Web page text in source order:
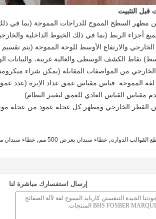
التثبيت
الخارجي والارتفاع الأوسط للوحة المموجة (يتم
الكشف الوسطى والعالية غريبة، والبيانات
من المواصفات المقابلة (يمكن شراء
لفة المموجة. قياس مقياس عمق عداد الإبرة (عدد
مقياس القياس العادي للعمق لتغيير النظام).
القطر الخارجي ومظهر كل عجلة عمود من عجلة
القوالب الدوارة, غطاء سندان بعرض 500 مم , غطاء سندان
إرسال استفسارك مباشرة لنا